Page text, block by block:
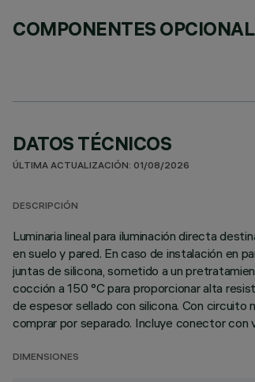
COMPONENTES
DATOS TÉCNICOS
ÚLTIMA ACTUALIZACIÓN: 01/08/2026
DESCRIPCIÓN
Luminaria lineal para iluminación directa
en suelo y pared. En caso de instalación en
juntas de silicona, sometido a un
cocción a 150 °C para proporcionar alta
de espesor sellado con silicona. Con
comprar por separado. Incluye conector con
DIMENSIONES